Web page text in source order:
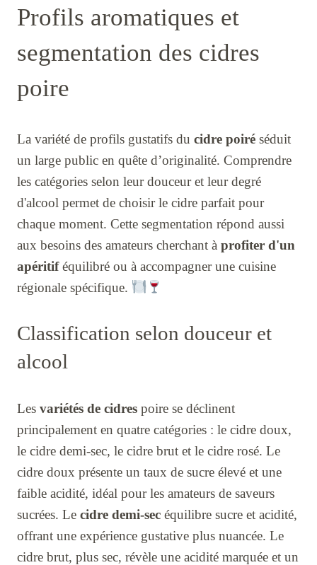
Profils aromatiques et
segmentation des cidres
poire
La variété de profils gustatifs du cidre poiré séduit
un large public en quête d’originalité. Comprendre
les catégories selon leur douceur et leur degré
d'alcool permet de choisir le cidre parfait pour
chaque moment. Cette segmentation répond aussi
aux besoins des amateurs cherchant à profiter d'un
apéritiféquilibré ou à accompagner une cuisine
régionale spécifique.
Classification selon douceur et
alcool
Les variétés de cidres poire se déclinent
principalement en quatre catégories : le cidre doux,
le cidre demi-sec, le cidre brut et le cidre rosé. Le
cidre doux présente un taux de sucre élevé et une
faible acidité, idéal pour les amateurs de saveurs
sucrées. Le cidre demi-sec équilibre sucre et acidité,
offrant une expérience gustative plus nuancée. Le
cidre brut, plus sec, révèle une acidité marquée et un